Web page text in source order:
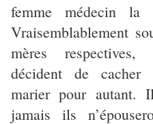
femme médecin la
Vraisemblablement
mères
décident de cacher
marier pour autant.
jamais ils